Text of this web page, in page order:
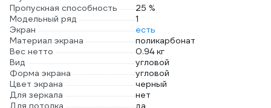
Пропускная способность
25 %
Модельный ряд
1
Экран
есть
Материал экрана
поликарбонат
Вес нетто
0.94 кг
Вид
угловой
Форма экрана
угловой
Цвет экрана
черный
Для зеркала
нет
Для потолка
да